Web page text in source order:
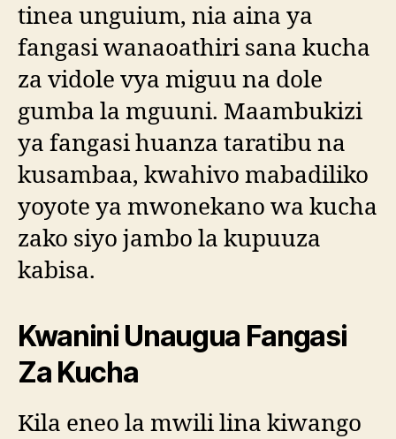
tinea unguium, nia aina ya
fangasi wanaoathiri sana kucha
za vidole vya miguu na dole
gumba la mguuni. Maambukizi
ya fangasi huanza taratibu na
kusambaa, kwahivo mabadiliko
yoyote ya mwonekano wa kucha
zako siyo jambo la kupuuza
kabisa.
Kwanini Unaugua Fangasi
Za Kucha
Kila eneo la mwili lina kiwango